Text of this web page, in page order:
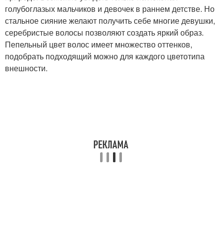
голубоглазых мальчиков и девочек в раннем детстве. Но
стальное сияние желают получить себе многие девушки,
серебристые волосы позволяют создать яркий образ.
Пепельный цвет волос имеет множество оттенков,
подобрать подходящий можно для каждого цветотипа
внешности.